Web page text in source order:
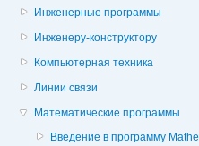
Инженерные программы
Инженеру-конструктору
Компьютерная техника
Линии связи
Математические программы
Введение в программу